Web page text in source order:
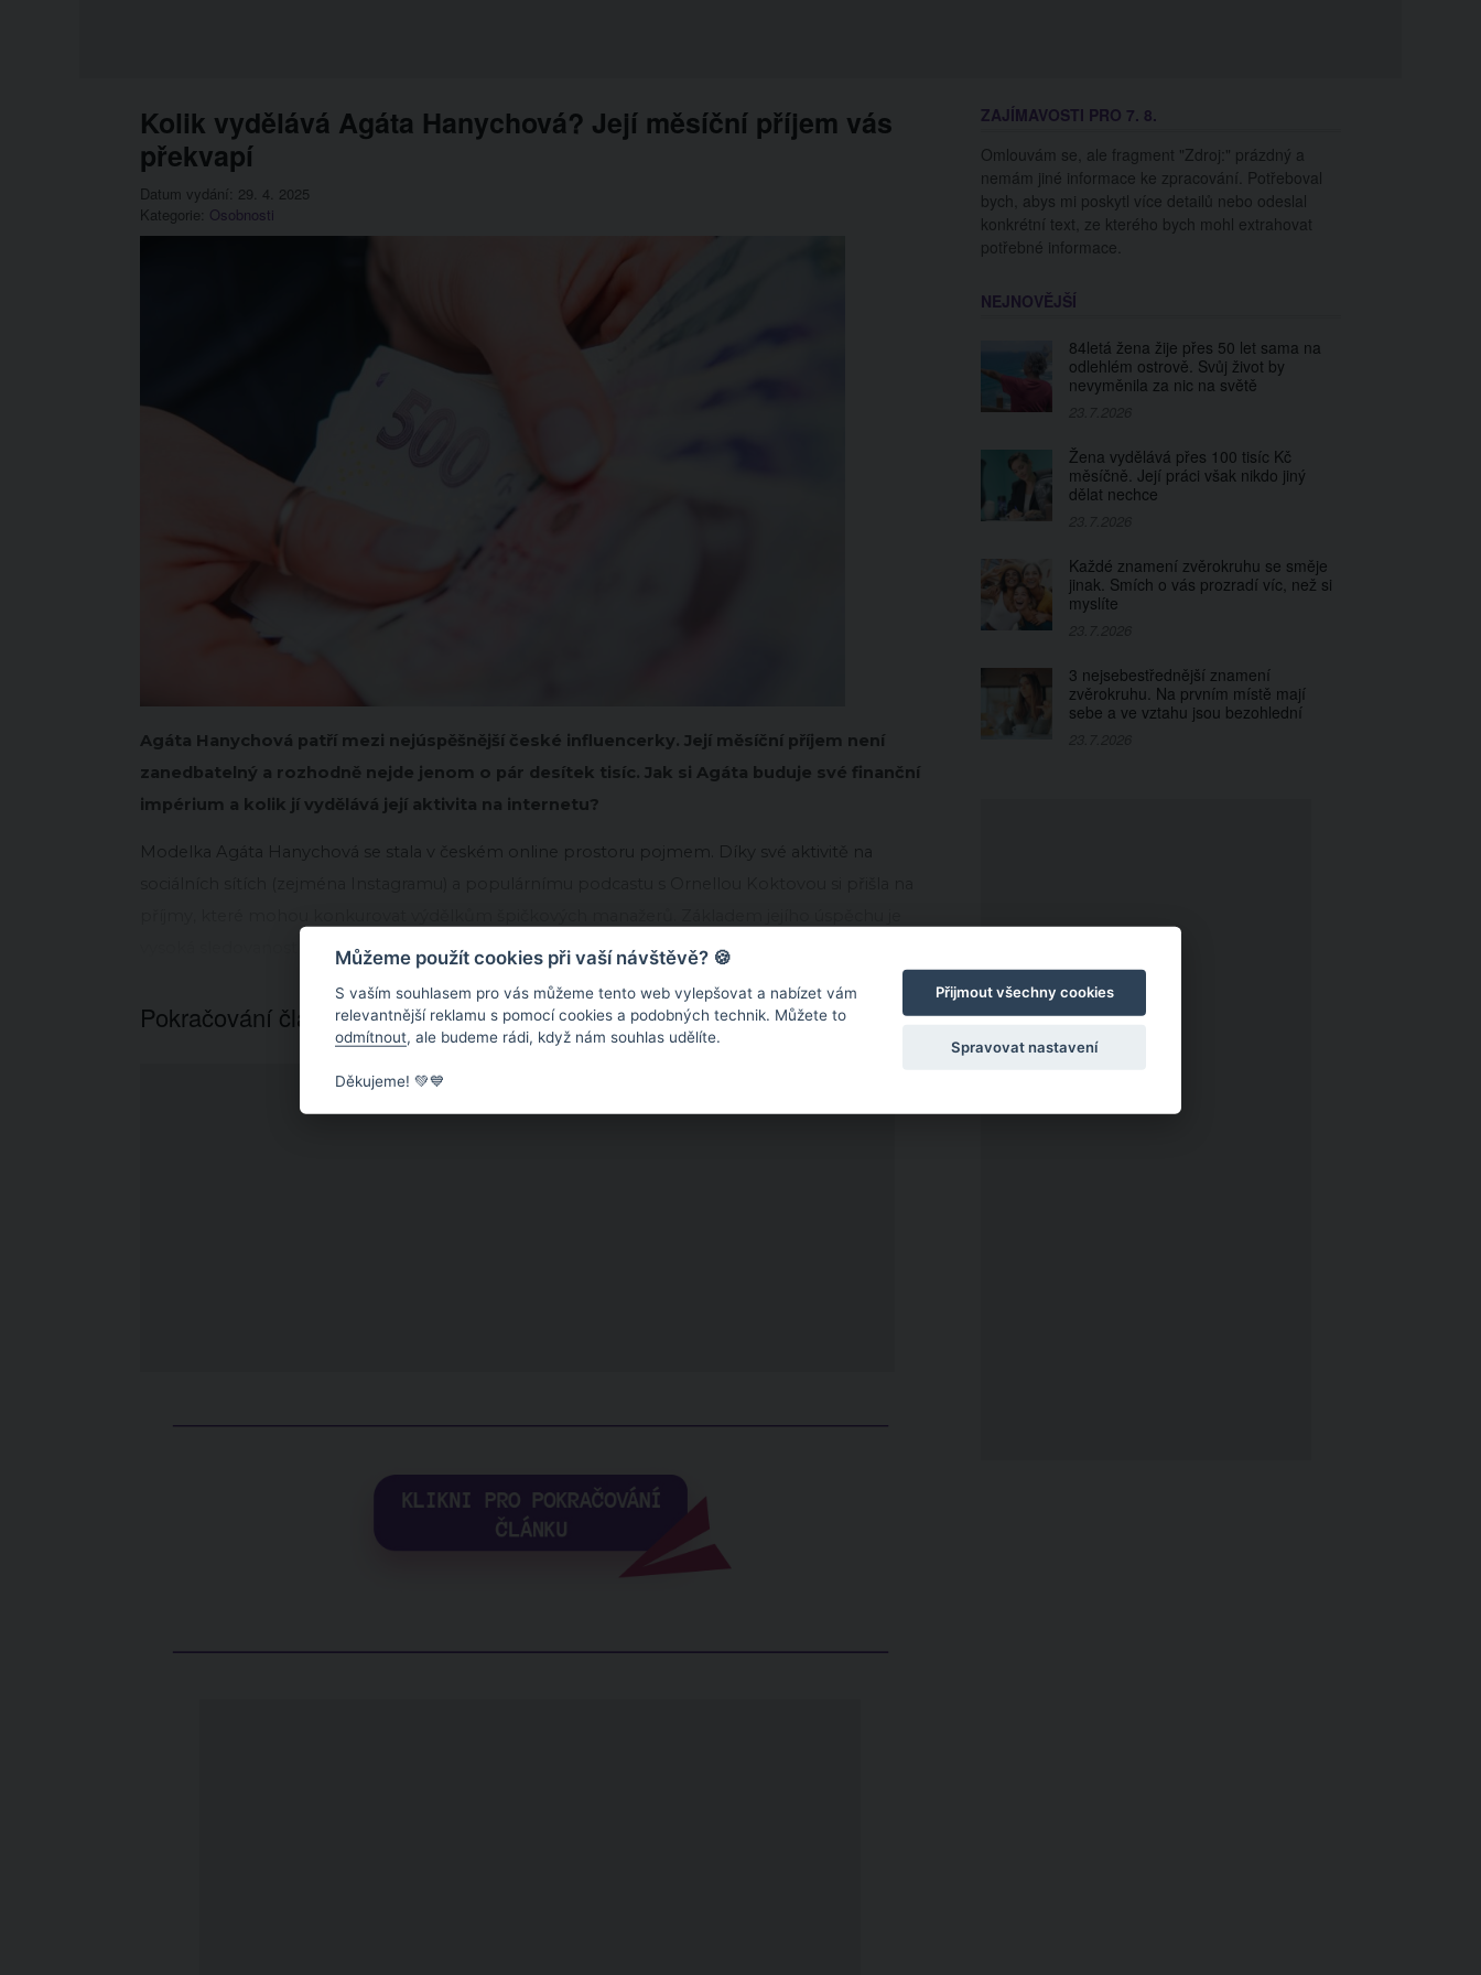
Kolik vydělává Agáta Hanychová? Její měsíční příjem vás
překvapí
Datum vydání: 29. 4. 2025
Kategorie: Osobnosti
Agáta Hanychová patří mezi nejúspěšnější české influencerky. Její měsíční příjem není
zanedbatelný a rozhodně nejde jenom o pár desítek tisíc. Jak si Agáta buduje své finanční
impérium a kolik jí vydělává její aktivita na internetu?
Modelka Agáta Hanychová se stala v českém online prostoru pojmem. Díky své aktivitě na
vysoká sledovanost a schopnost oslovit fanoušky autentickým obsahem.
Pokračování článku níže...
ZAJÍMAVOSTI PRO 7. 8.
Omlouvám se, ale fragment "Zdroj:" prázdný a
nemám jiné informace ke zpracování. Potřeboval
bych, abys mi poskytl více detailů nebo odeslal
konkrétní text, ze kterého bych mohl extrahovat
potřebné informace.
NEJNOVĚJŠÍ
84letá žena žije přes 50 let sama na
odlehlém ostrově. Svůj život by
nevyměnila za nic na světě
Žena vydělává přes 100 tisíc Kč
měsíčně. Její práci však nikdo jiný
dělat nechce
Každé znamení zvěrokruhu se směje
jinak. Smích o vás prozradí víc, než si
myslíte
3 nejsebestřednější znamení
zvěrokruhu. Na prvním místě mají
sebe a ve vztahu jsou bezohlední
Můžeme použít cookies při vaší návštěvě? 🍪
S vaším souhlasem pro vás můžeme tento web vylepšovat a nabízet vám
relevantnější reklamu s pomocí cookies a podobných technik. Můžete to
odmítnout, ale budeme rádi, když nám souhlas udělíte.
Děkujeme! 💚💙
Přijmout všechny cookies
Spravovat nastavení